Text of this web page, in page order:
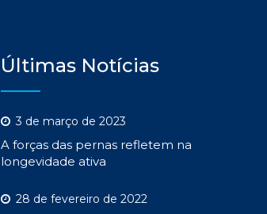
Últimas Notícias
3 de março de 2023
A forças das pernas refletem na
longevidade ativa
28 de fevereiro de 2022